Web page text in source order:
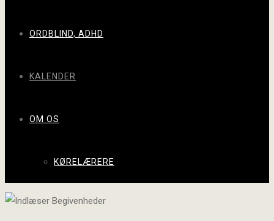
ORDBLIND, ADHD
KALENDER
OM OS
KØRELÆRERE